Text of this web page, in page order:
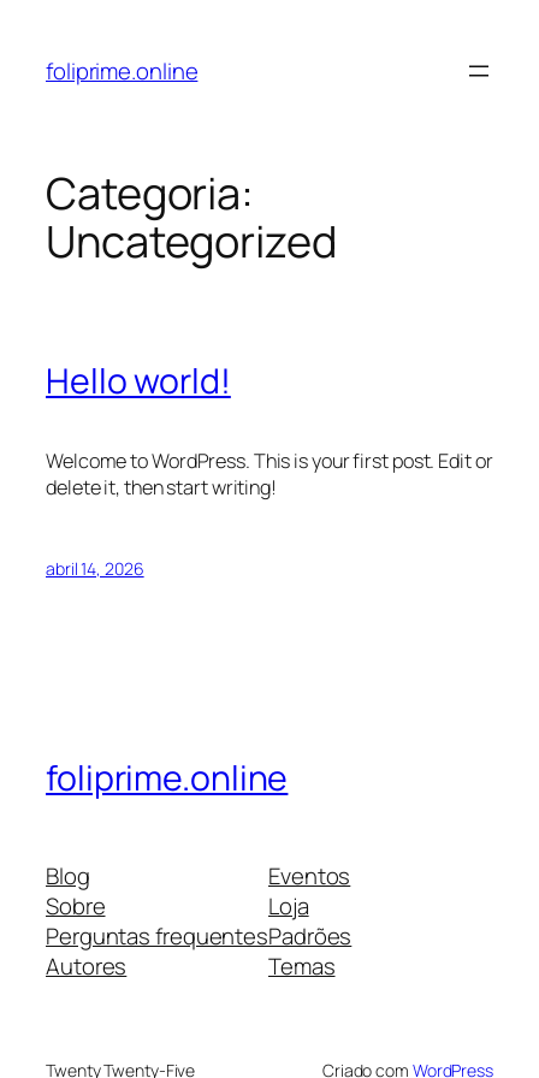
foliprime.online
Categoria:
Uncategorized
Hello world!
Welcome to WordPress. This is your first post. Edit or
delete it, then start writing!
abril 14, 2026
foliprime.online
Blog
Sobre
Perguntas frequentes
Autores
Eventos
Loja
Padrões
Temas
Twenty Twenty-Five Criado com WordPress